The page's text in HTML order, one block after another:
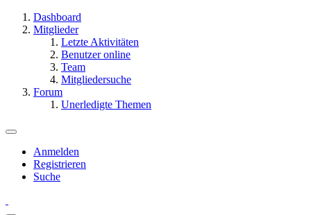
Dashboard
Mitglieder
Letzte Aktivitäten
Benutzer online
Team
Mitgliedersuche
Forum
Unerledigte Themen
Anmelden
Registrieren
Suche